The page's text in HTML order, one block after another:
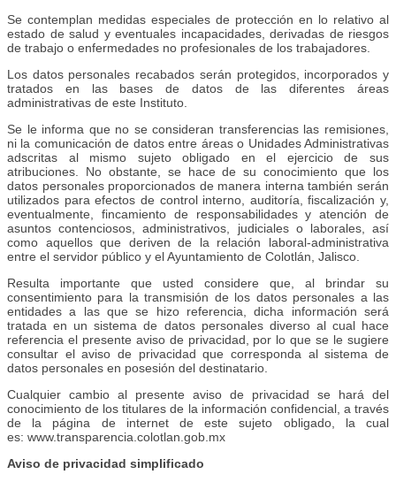
Se contemplan medidas especiales de protección en lo relativo al
estado de salud y eventuales incapacidades, derivadas de riesgos
de trabajo o enfermedades no profesionales de los trabajadores.
Los datos personales recabados serán protegidos, incorporados y
tratados en las bases de datos de las diferentes áreas
administrativas de este Instituto.
Se le informa que no se consideran transferencias las remisiones,
ni la comunicación de datos entre áreas o Unidades Administrativas
adscritas al mismo sujeto obligado en el ejercicio de sus
atribuciones. No obstante, se hace de su conocimiento que los
datos personales proporcionados de manera interna también serán
utilizados para efectos de control interno, auditoría, fiscalización y,
eventualmente, fincamiento de responsabilidades y atención de
asuntos contenciosos, administrativos, judiciales o laborales, así
como aquellos que deriven de la relación laboral-administrativa
entre el servidor público y el Ayuntamiento de Colotlán, Jalisco.
Resulta importante que usted considere que, al brindar su
consentimiento para la transmisión de los datos personales a las
entidades a las que se hizo referencia, dicha información será
tratada en un sistema de datos personales diverso al cual hace
referencia el presente aviso de privacidad, por lo que se le sugiere
consultar el aviso de privacidad que corresponda al sistema de
datos personales en posesión del destinatario.
Cualquier cambio al presente aviso de privacidad se hará del
conocimiento de los titulares de la información confidencial, a través
de la página de internet de este sujeto obligado, la cual
es: www.transparencia.colotlan.gob.mx
Aviso de privacidad simplificado